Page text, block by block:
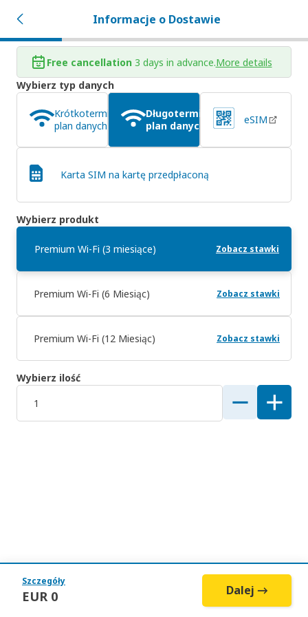
Informacje o Dostawie
Free cancellation 3 days in advance.More details
Wybierz typ danych
Krótkoterminowy
plan danych
Długoterminowy
plan danych
eSIM
Karta SIM na kartę przedpłaconą
Wybierz produkt
Premium Wi-Fi (3 miesiące) Zobacz stawki
Premium Wi-Fi (6 Miesiąc) Zobacz stawki
Premium Wi-Fi (12 Miesiąc) Zobacz stawki
Wybierz ilość
Szczegóły
EUR 0 Dalej →